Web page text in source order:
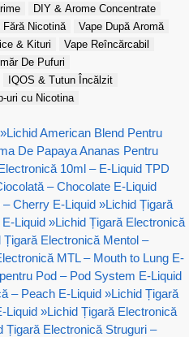
DIY & Arome Concentrate
Fără Nicotină
Vape După Aromă
& Kituri
Vape Reîncărcabil
De Pufuri
IQOS & Tutun Încălzit
uri cu Nicotina
»Lichid American Blend Pentru
De Papaya Ananas Pentru
10ml – E-Liquid TPD
– Chocolate E-Liquid
Cherry E-Liquid »Lichid Țigară
Liquid »Lichid Țigară Electronică
Țigară Electronică Mentol –
MTL – Mouth to Lung E-
Pod – Pod System E-Liquid
– Peach E-Liquid »Lichid Țigară
Liquid »Lichid Țigară Electronică
Țigară Electronică Struguri –